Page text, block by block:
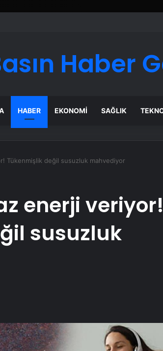
Haber
HABER EKONOMI SAĞLIK
Tükenmişlik değil susuzluk mahvediyor
enerji veriyor!
susuzluk